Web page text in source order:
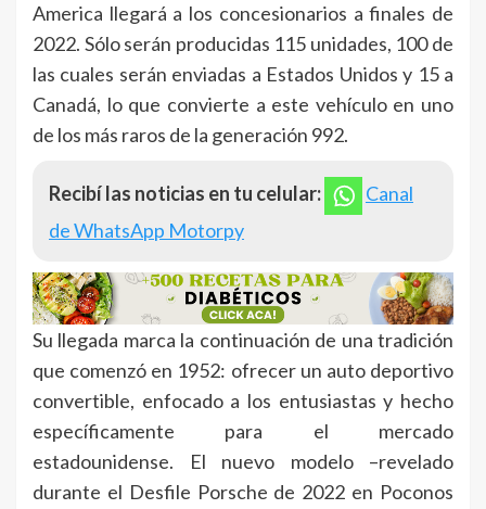
America llegará a los concesionarios a finales de
2022. Sólo serán producidas 115 unidades, 100 de
las cuales serán enviadas a Estados Unidos y 15 a
Canadá, lo que convierte a este vehículo en uno
de los más raros de la generación 992.
Recibí las noticias en tu celular:
Canal
de WhatsApp Motorpy
Su llegada marca la continuación de una tradición
que comenzó en 1952: ofrecer un auto deportivo
convertible, enfocado a los entusiastas y hecho
específicamente para el mercado
estadounidense. El nuevo modelo –revelado
durante el Desfile Porsche de 2022 en Poconos